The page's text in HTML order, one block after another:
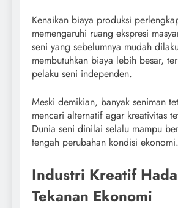
Kenaikan biaya produksi
memengaruhi ruang ekspresi
seni yang sebelumnya mudah
membutuhkan biaya lebih besar,
pelaku seni independen.
Meski demikian, banyak seniman
mencari alternatif agar kreativitas
Dunia seni dinilai selalu mampu
tengah perubahan kondisi ekonomi.
Industri Kreatif
Tekanan Ekonomi